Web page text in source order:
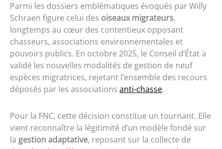
Parmi les dossiers emblématiques évoqués par Willy
Schraen figure celui des oiseaux migrateurs,
longtemps au cœur des contentieux opposant
chasseurs, associations environnementales et
pouvoirs publics. En octobre 2025, le Conseil d’État a
validé les nouvelles modalités de gestion de neuf
espèces migratrices, rejetant l’ensemble des recours
déposés par les associations anti-chasse.
Pour la FNC, cette décision constitue un tournant. Elle
vient reconnaître la légitimité d’un modèle fondé sur
la gestion adaptative, reposant sur la collecte de